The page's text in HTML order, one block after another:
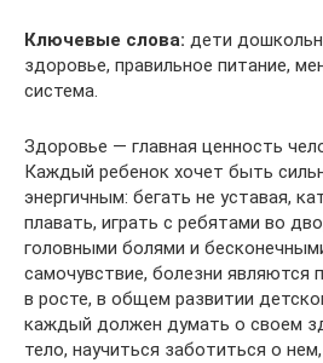
Ключевые слова: дети
здоровье, правильное питание,
система.
Здоровье — главная ценность
Каждый ребенок хочет быть
энергичным: бегать не уставая,
плавать, играть с ребятами во
головными болями и
самочувствие, болезни являются
в росте, в общем развитии
каждый должен думать о своем
тело, научиться заботиться о